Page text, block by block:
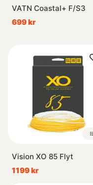
VATN Coastal+ F/S3
699 kr
Vision XO 85 Flyt
1199 kr